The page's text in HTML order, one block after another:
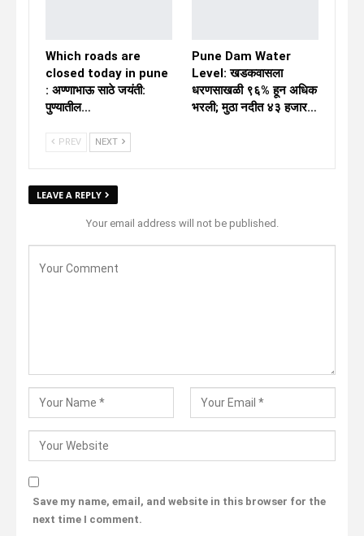
Which roads are
closed today in pune
: अण्णाभाऊ साठे जयंती:
पुण्यातील…
Pune Dam Water
Level: खडकवासला
धरणसाखळी ९६% हून अधिक
भरली; मुठा नदीत ४३ हजार…
PREV NEXT
LEAVE A REPLY
Your email address will not be published.
Save my name, email, and website in this browser for the
next time I comment.